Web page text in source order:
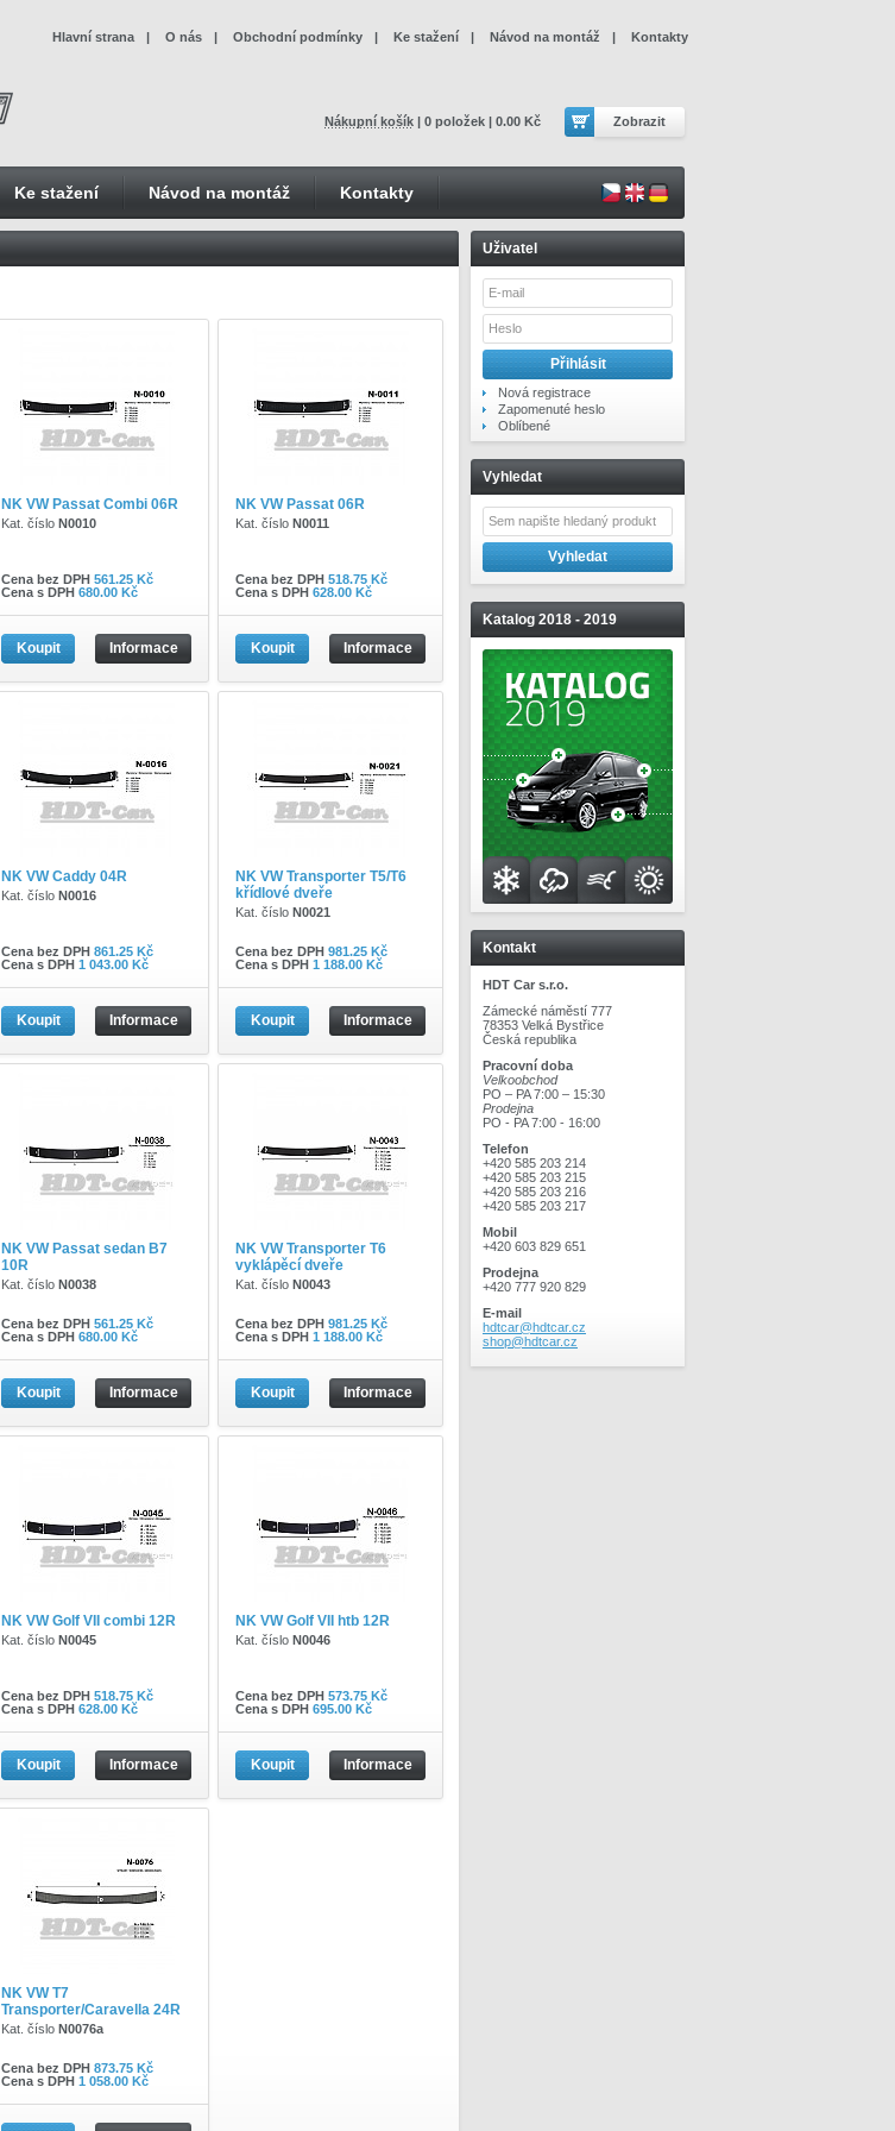
NK VW Passat Combi 06R
Kat. číslo N0010
Cena bez DPH 561.25 Kč
Cena s DPH 680.00 Kč
Koupit Informace
NK VW Passat 06R
Kat. číslo N0011
Cena bez DPH 518.75 Kč
Cena s DPH 628.00 Kč
Koupit Informace
NK VW Caddy 04R
Kat. číslo N0016
Cena bez DPH 861.25 Kč
Cena s DPH 1 043.00 Kč
Koupit Informace
NK VW Transporter T5/T6
křídlové dveře
Kat. číslo N0021
Cena bez DPH 981.25 Kč
Cena s DPH 1 188.00 Kč
Koupit Informace
NK VW Passat sedan B7
10R
Kat. číslo N0038
Cena bez DPH 561.25 Kč
Cena s DPH 680.00 Kč
Koupit Informace
NK VW Transporter T6
vyklápěcí dveře
Kat. číslo N0043
Cena bez DPH 981.25 Kč
Cena s DPH 1 188.00 Kč
Koupit Informace
NK VW Golf VII combi 12R
Kat. číslo N0045
Cena bez DPH 518.75 Kč
Cena s DPH 628.00 Kč
Koupit Informace
NK VW Golf VII htb 12R
Kat. číslo N0046
Cena bez DPH 573.75 Kč
Cena s DPH 695.00 Kč
Koupit Informace
NK VW T7
Transporter/Caravella 24R
Kat. číslo N0076a
Cena bez DPH 873.75 Kč
Cena s DPH 1 058.00 Kč
Uživatel
Nová registrace
Zapomenuté heslo
Oblíbené
Vyhledat
Katalog 2018 - 2019
Kontakt
HDT Car s.r.o.
Zámecké náměstí 777
78353 Velká Bystřice
Česká republika
Pracovní doba
Velkoobchod
PO – PA 7:00 – 15:30
Prodejna
PO - PA 7:00 - 16:00
Telefon
+420 585 203 214
+420 585 203 215
+420 585 203 216
+420 585 203 217
Mobil
+420 603 829 651
Prodejna
+420 777 920 829
E-mail
hdtcar@hdtcar.cz
shop@hdtcar.cz
Ke stažení Návod na montáž Kontakty
Zobrazit
Nákupní košík | 0 položek | 0.00 Kč
Hlavní strana | O nás | Obchodní podmínky | Ke stažení | Návod na montáž | Kontakty